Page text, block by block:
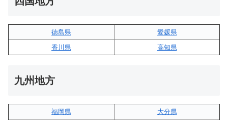
徳島県
愛媛県
香川県
高知県
九州地方
福岡県 大分県